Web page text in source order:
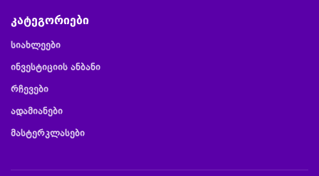
კატეგორიები
სიახლეები
ინვესტიციის ანბანი
რჩევები
ადამიანები
მასტერკლასები